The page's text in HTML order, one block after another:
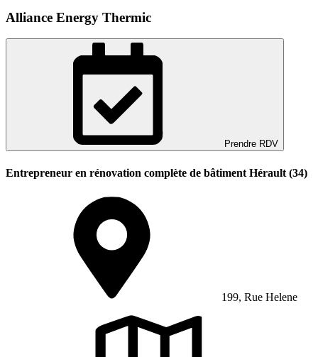
Alliance Energy Thermic
Prendre RDV
Entrepreneur en rénovation complète de bâtiment Hérault (34)
199, Rue Helene